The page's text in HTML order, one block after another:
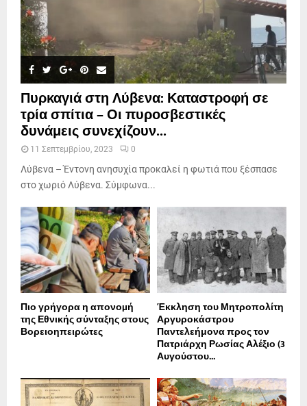
Πυρκαγιά στη Λύβενα: Καταστροφή σε
τρία σπίτια – Οι πυροσβεστικές
δυνάμεις συνεχίζουν...
11 Σεπτεμβρίου, 2023 0
Λύβενα – Έντονη ανησυχία προκαλεί η φωτιά που ξέσπασε
στο χωριό Λύβενα. Σύμφωνα...
Πιο γρήγορα η απονοµή
της Εθνικής σύνταξης στους
Βορειοηπειρώτες
Έκκληση του Μητροπολίτη
Αργυροκάστρου
Παντελεήμονα προς τον
Πατριάρχη Ρωσίας Αλέξιο (3
Αυγούστου...